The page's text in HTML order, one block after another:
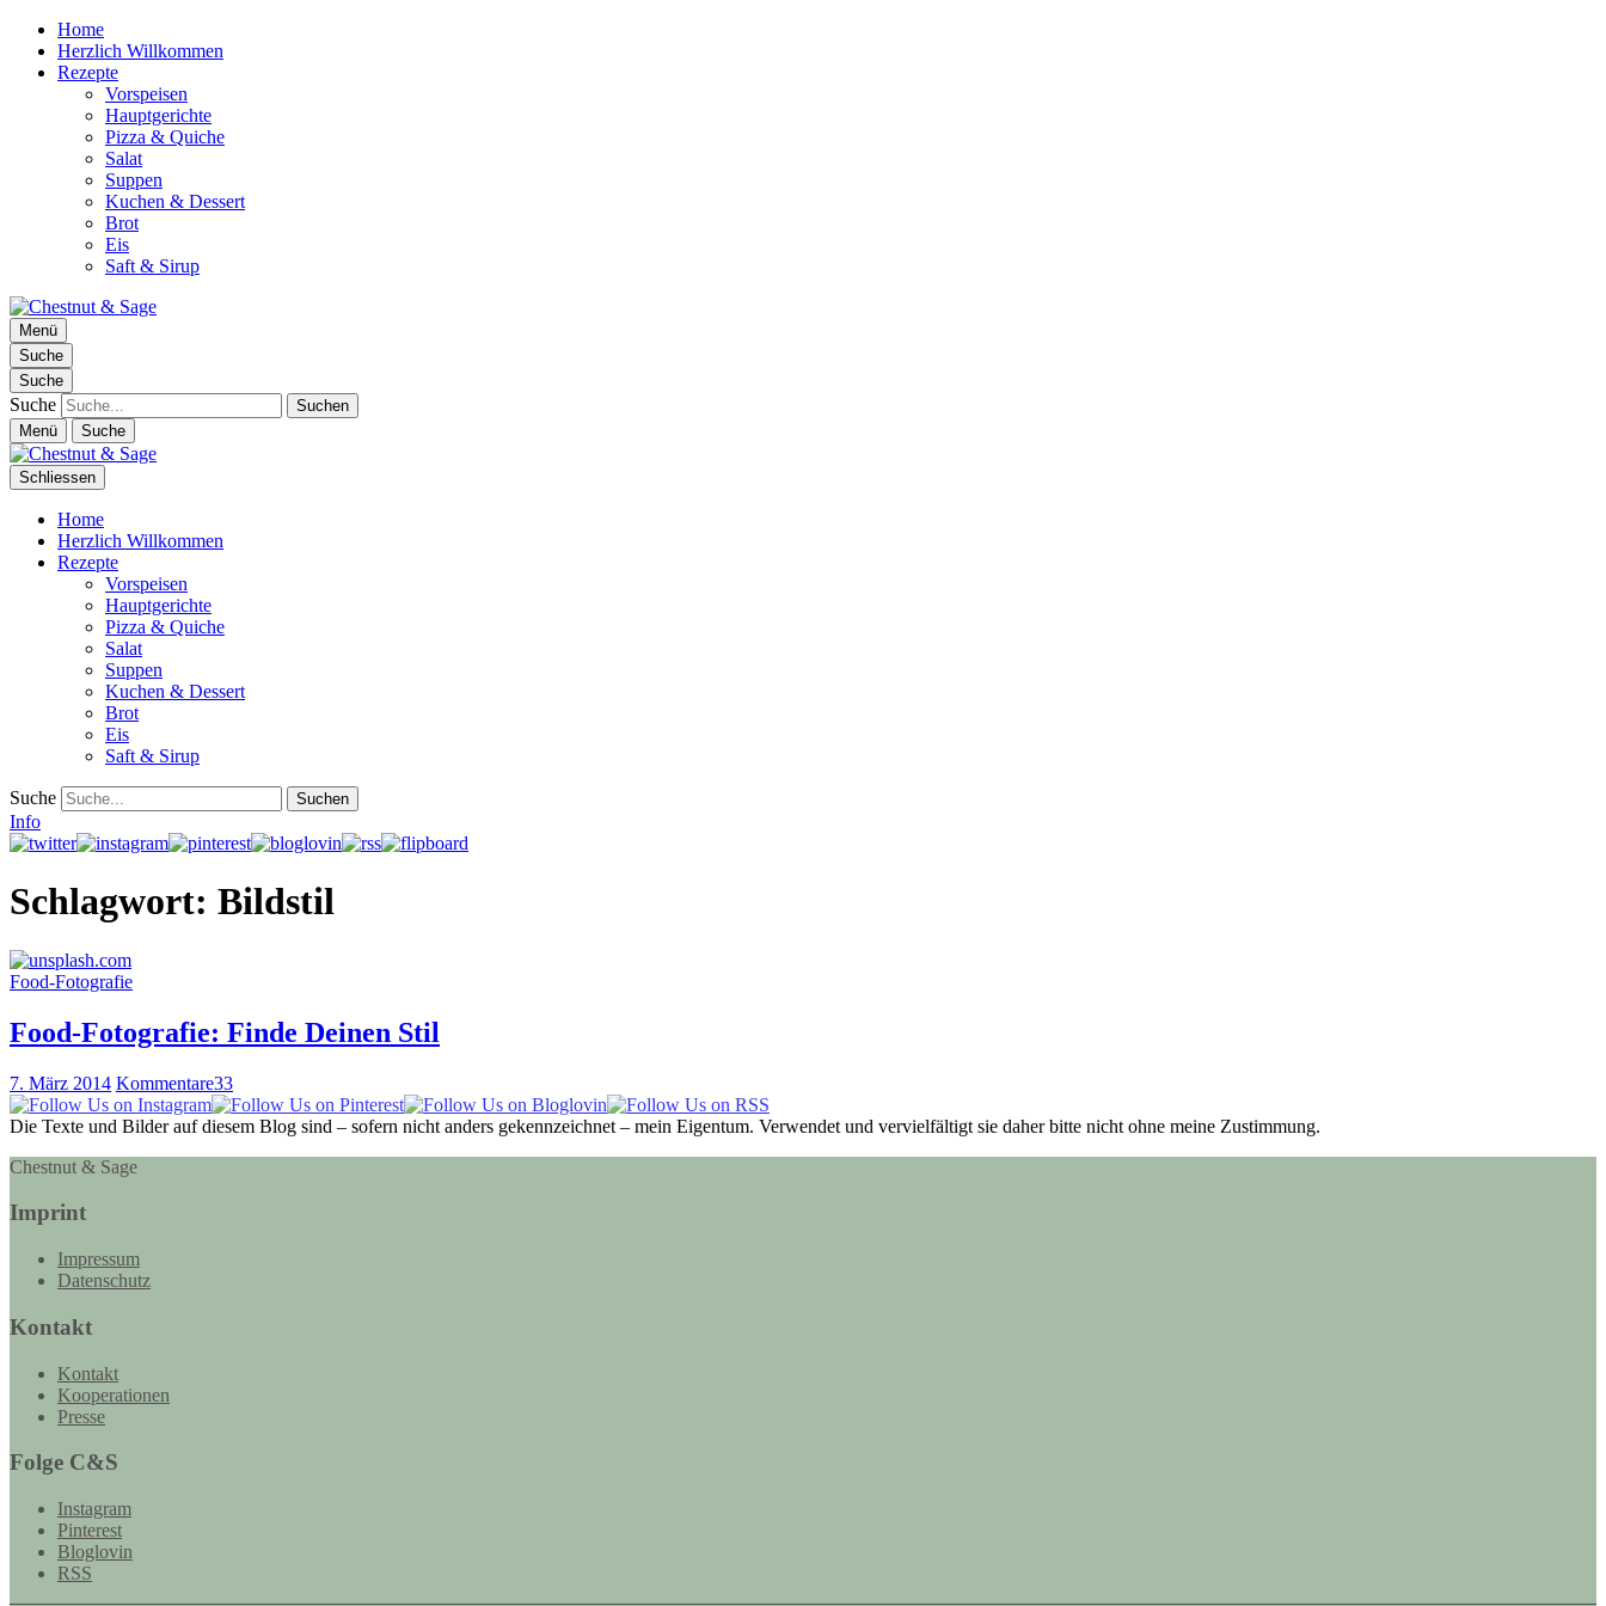
Home
Herzlich Willkommen
Rezepte
Vorspeisen
Hauptgerichte
Pizza & Quiche
Salat
Suppen
Kuchen & Dessert
Brot
Eis
Saft & Sirup
Chestnut & Sage
Foodblog | essen. trinken. genießen.
Menü
Suche
Suche
Suche
Menü Suche
Schliessen
Home
Herzlich Willkommen
Rezepte
Vorspeisen
Hauptgerichte
Pizza & Quiche
Salat
Suppen
Kuchen & Dessert
Brot
Eis
Saft & Sirup
Suche
Info
Schlagwort: Bildstil
Food-Fotografie
Food-Fotografie: Finde Deinen Stil
7. März 2014 Kommentare33
Die Texte und Bilder auf diesem Blog sind – sofern nicht anders gekennzeichnet – mein Eigentum. Verwendet und vervielfältigt sie daher bitte nicht ohne meine Zustimmung.
Chestnut & Sage
Imprint
Impressum
Datenschutz
Kontakt
Kontakt
Kooperationen
Presse
Folge C&S
Instagram
Pinterest
Bloglovin
RSS